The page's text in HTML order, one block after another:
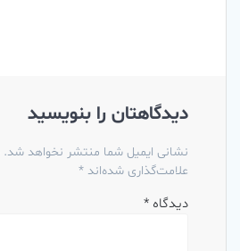
دیدگاهتان را بنویسید
نشانی ایمیل شما منتشر نخواهد شد.
علامت‌گذاری شده‌اند *
دیدگاه *